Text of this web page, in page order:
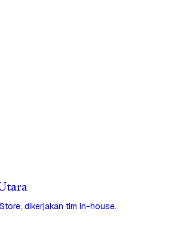
dikerjakan tim in-house.